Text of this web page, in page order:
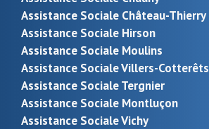
Assistance Sociale Château-Thierry
Assistance Sociale Hirson
Assistance Sociale Moulins
Assistance Sociale Villers-Cotterêts
Assistance Sociale Tergnier
Assistance Sociale Montluçon
Assistance Sociale Vichy